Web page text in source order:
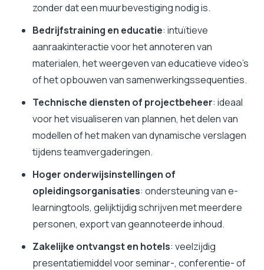
zonder dat een muurbevestiging nodig is.
Bedrijfstraining en educatie: intuïtieve
aanraakinteractie voor het annoteren van
materialen, het weergeven van educatieve video's
of het opbouwen van samenwerkingssequenties.
Technische diensten of projectbeheer: ideaal
voor het visualiseren van plannen, het delen van
modellen of het maken van dynamische verslagen
tijdens teamvergaderingen.
Hoger onderwijsinstellingen of
opleidingsorganisaties: ondersteuning van e-
learningtools, gelijktijdig schrijven met meerdere
personen, export van geannoteerde inhoud.
Zakelijke ontvangst en hotels: veelzijdig
presentatiemiddel voor seminar-, conferentie- of